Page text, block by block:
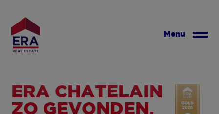
inhoud
Menu
ERA CHÂTELAIN
ZO GEVONDEN.